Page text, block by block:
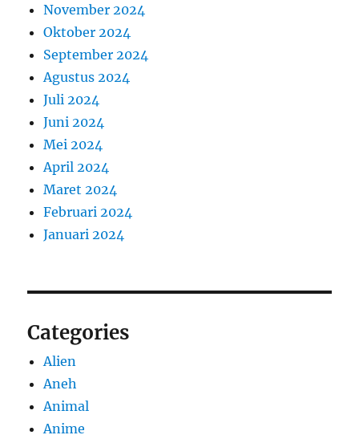
November 2024
Oktober 2024
September 2024
Agustus 2024
Juli 2024
Juni 2024
Mei 2024
April 2024
Maret 2024
Februari 2024
Januari 2024
Categories
Alien
Aneh
Animal
Anime